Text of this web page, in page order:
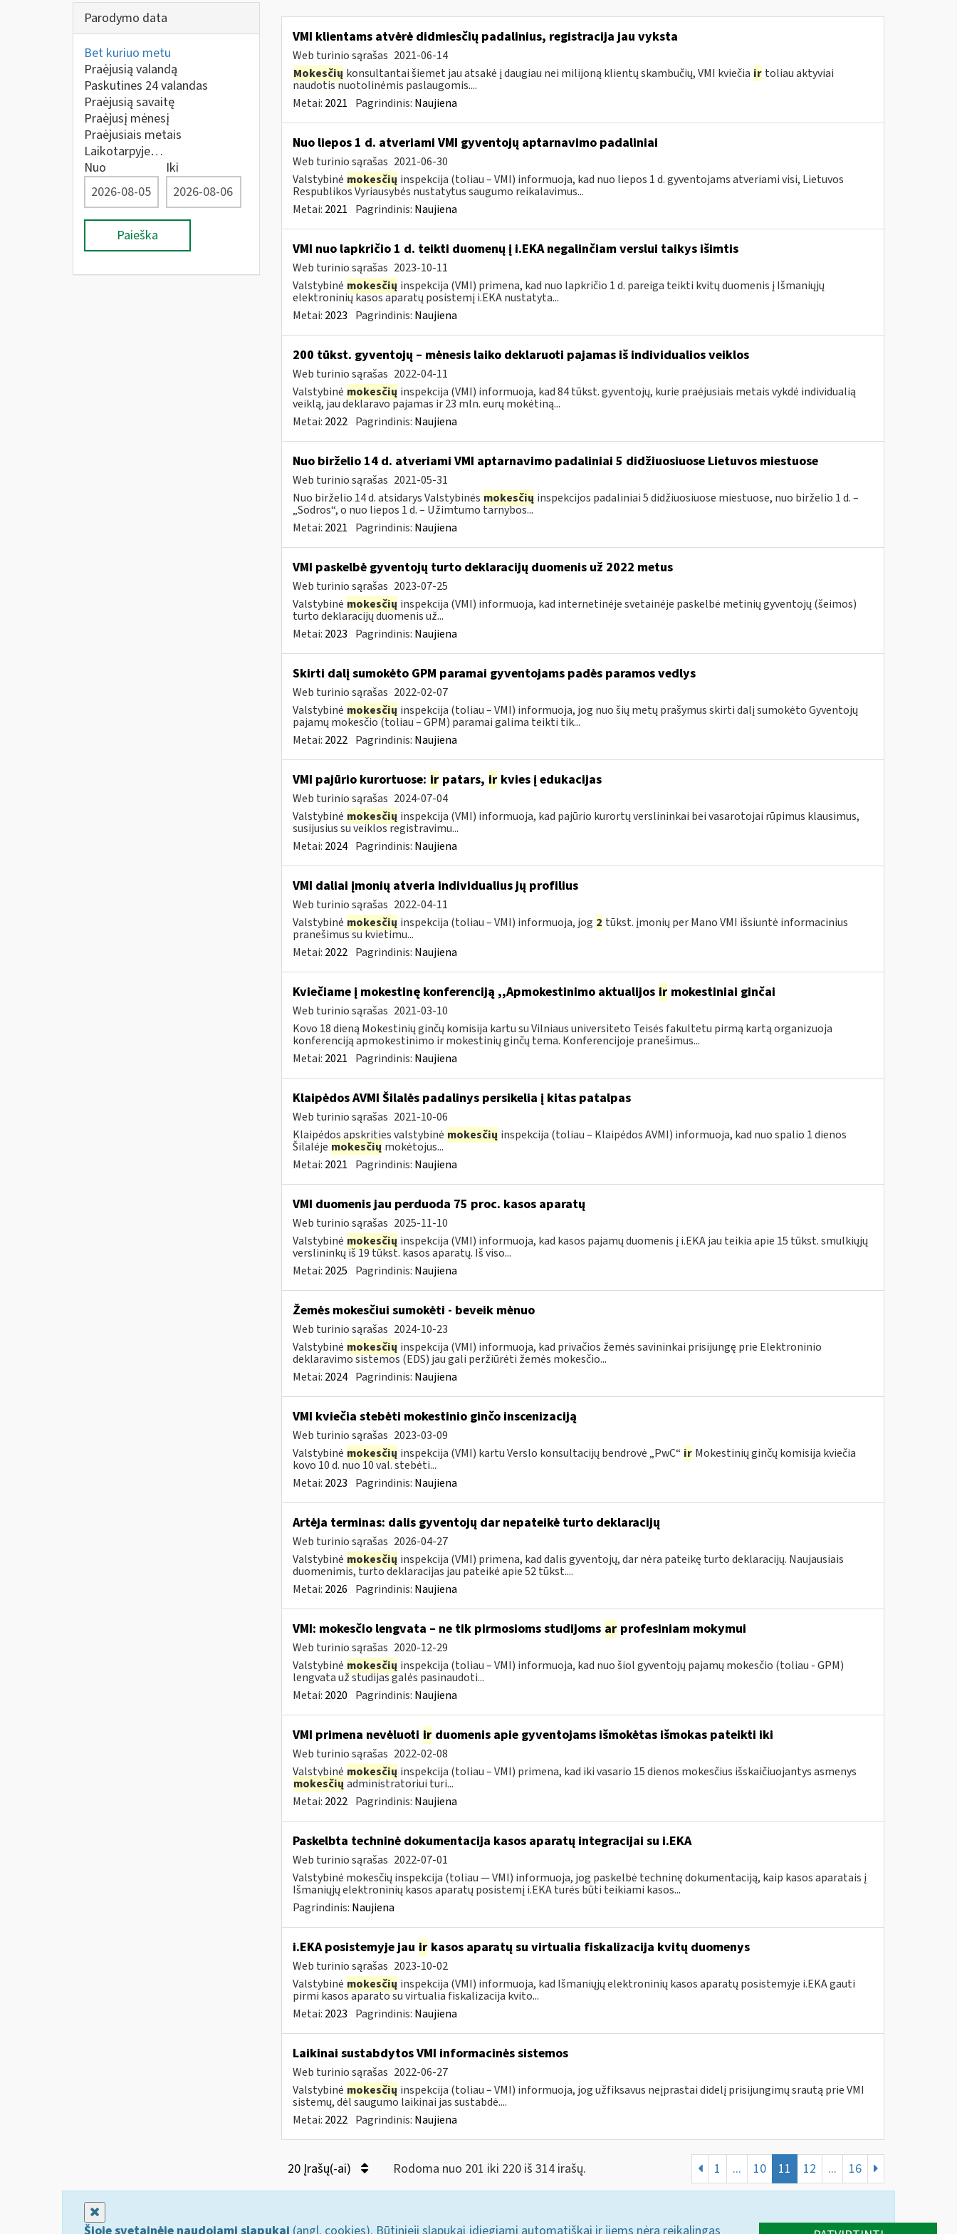
Parodymo data
Bet kuriuo metu
Praėjusią valandą
Paskutines 24 valandas
Praėjusią savaitę
Praėjusį mėnesį
Praėjusiais metais
Laikotarpyje…
Nuo
Iki
Paieška
VMI klientams atvėrė didmiesčių padalinius, registracija jau vyksta
Web turinio sąrašas 2021-06-14
Mokesčių konsultantai šiemet jau atsakė į daugiau nei milijoną klientų skambučių, VMI kviečia ir toliau aktyviai
naudotis nuotolinėmis paslaugomis....
Metai: 2021 Pagrindinis: Naujiena
Nuo liepos 1 d. atveriami VMI gyventojų aptarnavimo padaliniai
Web turinio sąrašas 2021-06-30
Valstybinė mokesčių inspekcija (toliau – VMI) informuoja, kad nuo liepos 1 d. gyventojams atveriami visi, Lietuvos
Respublikos Vyriausybės nustatytus saugumo reikalavimus...
Metai: 2021 Pagrindinis: Naujiena
VMI nuo lapkričio 1 d. teikti duomenų į i.EKA negalinčiam verslui taikys išimtis
Web turinio sąrašas 2023-10-11
Valstybinė mokesčių inspekcija (VMI) primena, kad nuo lapkričio 1 d. pareiga teikti kvitų duomenis į Išmaniųjų
elektroninių kasos aparatų posistemį i.EKA nustatyta...
Metai: 2023 Pagrindinis: Naujiena
200 tūkst. gyventojų – mėnesis laiko deklaruoti pajamas iš individualios veiklos
Web turinio sąrašas 2022-04-11
Valstybinė mokesčių inspekcija (VMI) informuoja, kad 84 tūkst. gyventojų, kurie praėjusiais metais vykdė individualią
veiklą, jau deklaravo pajamas ir 23 mln. eurų mokėtiną...
Metai: 2022 Pagrindinis: Naujiena
Nuo birželio 14 d. atveriami VMI aptarnavimo padaliniai 5 didžiuosiuose Lietuvos miestuose
Web turinio sąrašas 2021-05-31
Nuo birželio 14 d. atsidarys Valstybinės mokesčių inspekcijos padaliniai 5 didžiuosiuose miestuose, nuo birželio 1 d. –
„Sodros“, o nuo liepos 1 d. – Užimtumo tarnybos...
Metai: 2021 Pagrindinis: Naujiena
VMI paskelbė gyventojų turto deklaracijų duomenis už 2022 metus
Web turinio sąrašas 2023-07-25
Valstybinė mokesčių inspekcija (VMI) informuoja, kad internetinėje svetainėje paskelbė metinių gyventojų (šeimos)
turto deklaracijų duomenis už...
Metai: 2023 Pagrindinis: Naujiena
Skirti dalį sumokėto GPM paramai gyventojams padės paramos vedlys
Web turinio sąrašas 2022-02-07
Valstybinė mokesčių inspekcija (toliau – VMI) informuoja, jog nuo šių metų prašymus skirti dalį sumokėto Gyventojų
pajamų mokesčio (toliau – GPM) paramai galima teikti tik...
Metai: 2022 Pagrindinis: Naujiena
VMI pajūrio kurortuose: irpatars, irkvies į edukacijas
Web turinio sąrašas 2024-07-04
Valstybinė mokesčių inspekcija (VMI) informuoja, kad pajūrio kurortų verslininkai bei vasarotojai rūpimus klausimus,
susijusius su veiklos registravimu...
Metai: 2024 Pagrindinis: Naujiena
VMI daliai įmonių atveria individualius jų profilius
Web turinio sąrašas 2022-04-11
Valstybinė mokesčių inspekcija (toliau – VMI) informuoja, jog 2 tūkst. įmonių per Mano VMI išsiuntė informacinius
pranešimus su kvietimu...
Metai: 2022 Pagrindinis: Naujiena
Kviečiame į mokestinę konferenciją ,,Apmokestinimo aktualijos irmokestiniai ginčai
Web turinio sąrašas 2021-03-10
Kovo 18 dieną Mokestinių ginčų komisija kartu su Vilniaus universiteto Teisės fakultetu pirmą kartą organizuoja
konferenciją apmokestinimo ir mokestinių ginčų tema. Konferencijoje pranešimus...
Metai: 2021 Pagrindinis: Naujiena
Klaipėdos AVMI Šilalės padalinys persikelia į kitas patalpas
Web turinio sąrašas 2021-10-06
Klaipėdos apskrities valstybinė mokesčių inspekcija (toliau – Klaipėdos AVMI) informuoja, kad nuo spalio 1 dienos
Šilalėje mokesčių mokėtojus...
Metai: 2021 Pagrindinis: Naujiena
VMI duomenis jau perduoda 75 proc. kasos aparatų
Web turinio sąrašas 2025-11-10
Valstybinė mokesčių inspekcija (VMI) informuoja, kad kasos pajamų duomenis į i.EKA jau teikia apie 15 tūkst. smulkiųjų
verslininkų iš 19 tūkst. kasos aparatų. Iš viso...
Metai: 2025 Pagrindinis: Naujiena
Žemės mokesčiui sumokėti - beveik mėnuo
Web turinio sąrašas 2024-10-23
Valstybinė mokesčių inspekcija (VMI) informuoja, kad privačios žemės savininkai prisijungę prie Elektroninio
deklaravimo sistemos (EDS) jau gali peržiūrėti žemės mokesčio...
Metai: 2024 Pagrindinis: Naujiena
VMI kviečia stebėti mokestinio ginčo inscenizaciją
Web turinio sąrašas 2023-03-09
Valstybinė mokesčių inspekcija (VMI) kartu Verslo konsultacijų bendrovė „PwC“ ir Mokestinių ginčų komisija kviečia
kovo 10 d. nuo 10 val. stebėti...
Metai: 2023 Pagrindinis: Naujiena
Artėja terminas: dalis gyventojų dar nepateikė turto deklaracijų
Web turinio sąrašas 2026-04-27
Valstybinė mokesčių inspekcija (VMI) primena, kad dalis gyventojų, dar nėra pateikę turto deklaracijų. Naujausiais
duomenimis, turto deklaracijas jau pateikė apie 52 tūkst....
Metai: 2026 Pagrindinis: Naujiena
VMI: mokesčio lengvata – ne tik pirmosioms studijoms arprofesiniam mokymui
Web turinio sąrašas 2020-12-29
Valstybinė mokesčių inspekcija (toliau – VMI) informuoja, kad nuo šiol gyventojų pajamų mokesčio (toliau - GPM)
lengvata už studijas galės pasinaudoti...
Metai: 2020 Pagrindinis: Naujiena
VMI primena nevėluoti irduomenis apie gyventojams išmokėtas išmokas pateikti iki
Web turinio sąrašas 2022-02-08
Valstybinė mokesčių inspekcija (toliau – VMI) primena, kad iki vasario 15 dienos mokesčius išskaičiuojantys asmenys
mokesčių administratoriui turi...
Metai: 2022 Pagrindinis: Naujiena
Paskelbta techninė dokumentacija kasos aparatų integracijai su i.EKA
Web turinio sąrašas 2022-07-01
Valstybinė mokesčių inspekcija (toliau — VMI) informuoja, jog paskelbė techninę dokumentaciją, kaip kasos aparatais į
Išmaniųjų elektroninių kasos aparatų posistemį i.EKA turės būti teikiami kasos...
Pagrindinis: Naujiena
i.EKA posistemyje jau irkasos aparatų su virtualia fiskalizacija kvitų duomenys
Web turinio sąrašas 2023-10-02
Valstybinė mokesčių inspekcija (VMI) informuoja, kad Išmaniųjų elektroninių kasos aparatų posistemyje i.EKA gauti
pirmi kasos aparato su virtualia fiskalizacija kvito...
Metai: 2023 Pagrindinis: Naujiena
Laikinai sustabdytos VMI informacinės sistemos
Web turinio sąrašas 2022-06-27
Valstybinė mokesčių inspekcija (toliau – VMI) informuoja, jog užfiksavus neįprastai didelį prisijungimų srautą prie VMI
sistemų, dėl saugumo laikinai jas sustabdė....
Metai: 2022 Pagrindinis: Naujiena
20 Įrašų(-ai) Rodoma nuo 201 iki 220 iš 314 irašų. 1 ... 10 11 12 ... 16